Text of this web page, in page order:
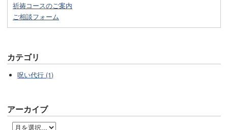
祈祷コースのご案内
ご相談フォーム
カテゴリ
呪い代行 (1)
アーカイブ